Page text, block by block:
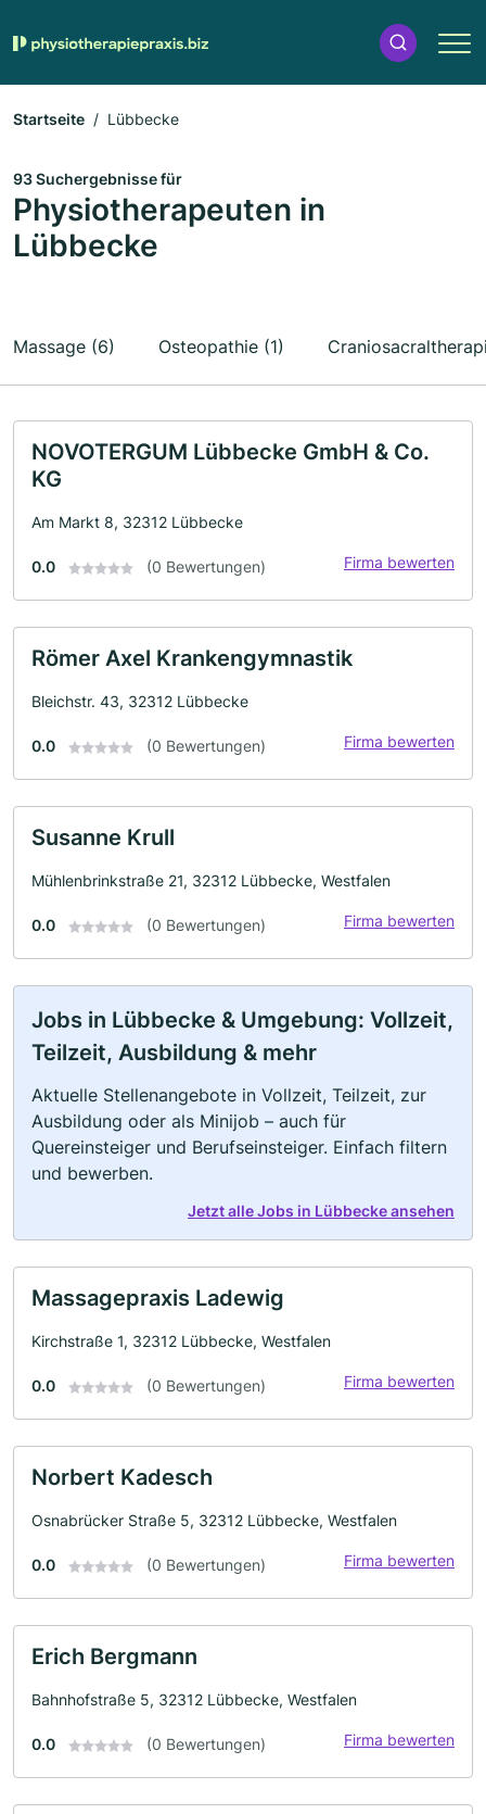
Startseite Lübbecke
93 Suchergebnisse für
Physiotherapeuten in
Lübbecke
Massage (6) Osteopathie (1)
NOVOTERGUM Lübbecke GmbH & Co.
KG
Am Markt 8, 32312 Lübbecke
0.0 (0 Bewertungen) Firma bewerten
Römer Axel Krankengymnastik
Bleichstr. 43, 32312 Lübbecke
0.0 (0 Bewertungen) Firma bewerten
Susanne Krull
Mühlenbrinkstraße 21, 32312 Lübbecke, Westfalen
0.0 (0 Bewertungen) Firma bewerten
Jobs in Lübbecke & Umgebung: Vollzeit,
Teilzeit, Ausbildung & mehr
Aktuelle Stellenangebote in Vollzeit, Teilzeit, zur
Ausbildung oder als Minijob – auch für
Quereinsteiger und Berufseinsteiger. Einfach filtern
und bewerben.
Jetzt alle Jobs in Lübbecke ansehen
Massagepraxis Ladewig
Kirchstraße 1, 32312 Lübbecke, Westfalen
0.0 (0 Bewertungen) Firma bewerten
Norbert Kadesch
Osnabrücker Straße 5, 32312 Lübbecke, Westfalen
0.0 (0 Bewertungen) Firma bewerten
Erich Bergmann
Bahnhofstraße 5, 32312 Lübbecke, Westfalen
0.0 (0 Bewertungen) Firma bewerten